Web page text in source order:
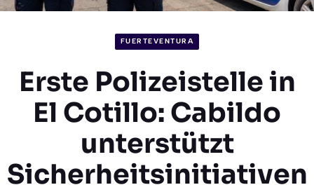
FUERTEVENTURA
Erste Polizeistelle in
El Cotillo: Cabildo
unterstützt
Sicherheitsinitiativen